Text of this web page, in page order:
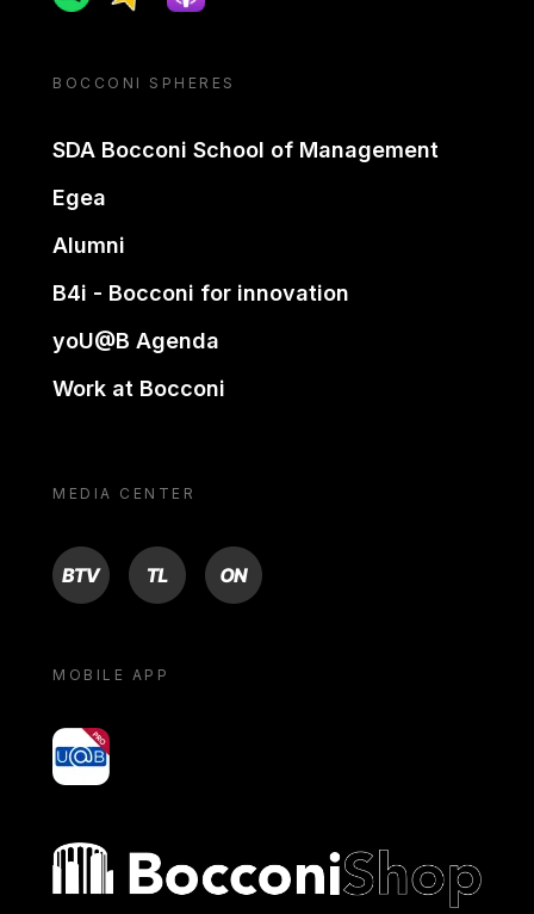
BOCCONI SPHERES
SDA Bocconi School of Management
Egea
Alumni
B4i - Bocconi for innovation
yoU@B Agenda
Work at Bocconi
MEDIA CENTER
BTV TL ON
MOBILE APP
yoU@B
Bocconi shop